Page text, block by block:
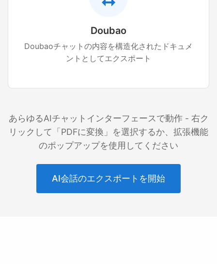
Doubao
Doubaoチャットの内容を構造化されたドキュメ
ントとしてエクスポート
あらゆるAIチャットインターフェースで動作 - 右ク
リックして「PDFに変換」を選択するか、拡張機能
のポップアップを使用してください
AI会話のエクスポートを開始